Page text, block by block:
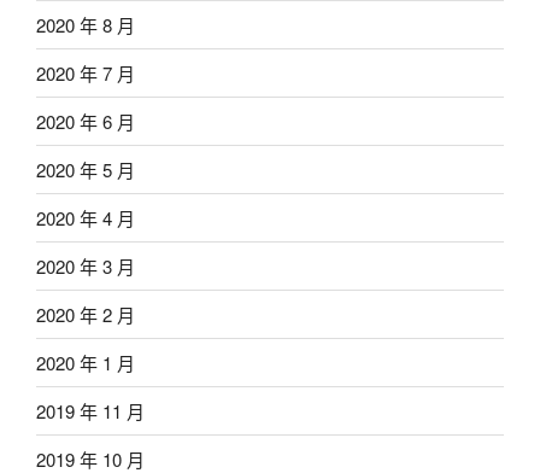
2020 年 8 月
2020 年 7 月
2020 年 6 月
2020 年 5 月
2020 年 4 月
2020 年 3 月
2020 年 2 月
2020 年 1 月
2019 年 11 月
2019 年 10 月